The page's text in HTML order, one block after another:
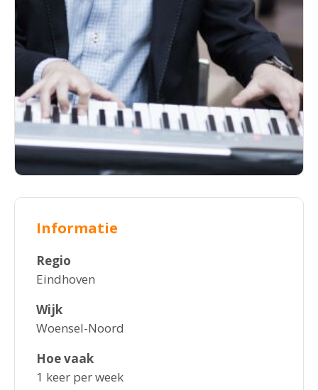
Informatie
Regio
Eindhoven
Wijk
Woensel-Noord
Hoe vaak
1 keer per week